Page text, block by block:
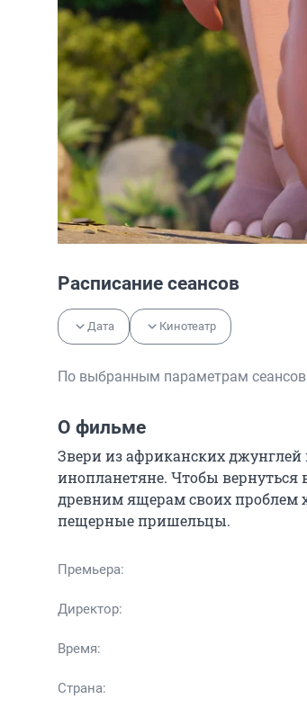
Расписание сеансов
Дата Кинотеатр
По выбранным параметрам
О фильме
Звери из африканских
инопланетяне. Чтобы вернуться
древним ящерам своих проблем
пещерные пришельцы.
Премьера:
Директор:
Время:
Страна: